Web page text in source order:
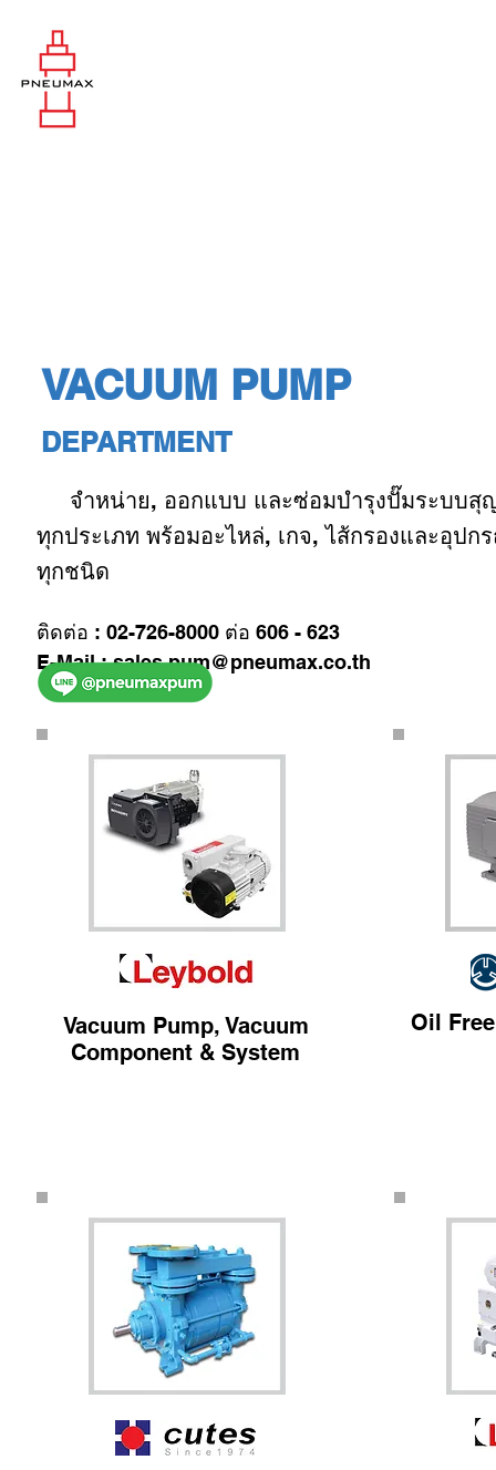
VACUUM PUMP
DEPARTMENT
จำหน่าย, ออกแบบ และซ่อมบำรุงปั๊มระบบสุ
ทุกประเภท พร้อมอะไหล่, เกจ, ไส้กรองและอุปก
ทุกชนิด
ติดต่อ : 02-726-8000 ต่อ 606 - 623
E-Mail : sales.pum@pneumax.co.th
Vacuum Pump, Vacuum
Component & System
Oil